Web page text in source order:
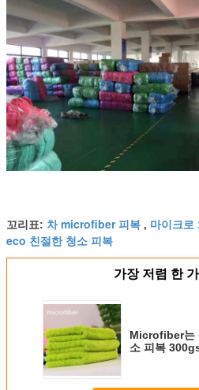
꼬리표: 차 microfiber 피복 , 마이크로
eco 친절한 청소 피복
가장 저렴 한
Microfiber는
소 피복